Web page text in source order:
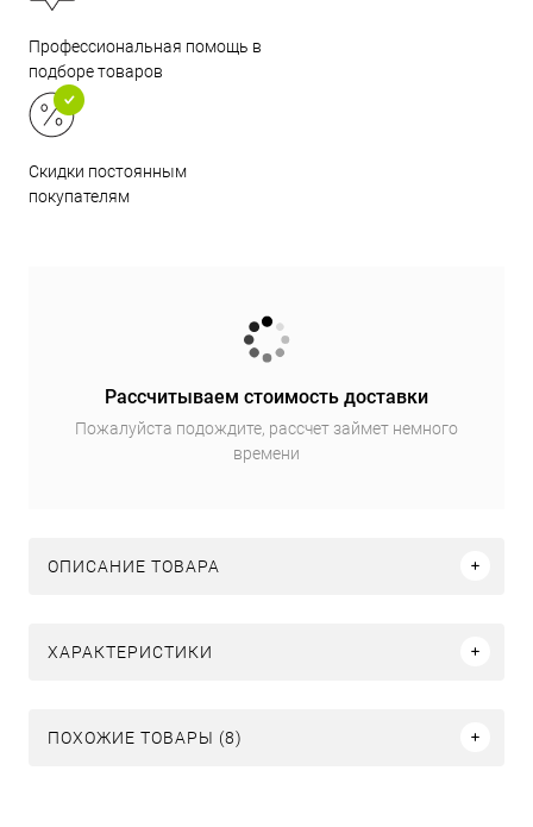
Профессиональная помощь в
подборе товаров
Скидки постоянным
покупателям
Рассчитываем стоимость доставки
Пожалуйста подождите, рассчет займет немного
времени
ОПИСАНИЕ ТОВАРА
ХАРАКТЕРИСТИКИ
ПОХОЖИЕ ТОВАРЫ (8)